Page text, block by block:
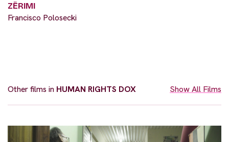
ZËRIMI
Francisco Polosecki
Other films in HUMAN RIGHTS DOX Show All Films